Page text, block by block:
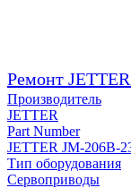
Ремонт
Производитель
JETTER
Part Number
JETTER JM-206B-
Тип оборудования
Сервоприводы